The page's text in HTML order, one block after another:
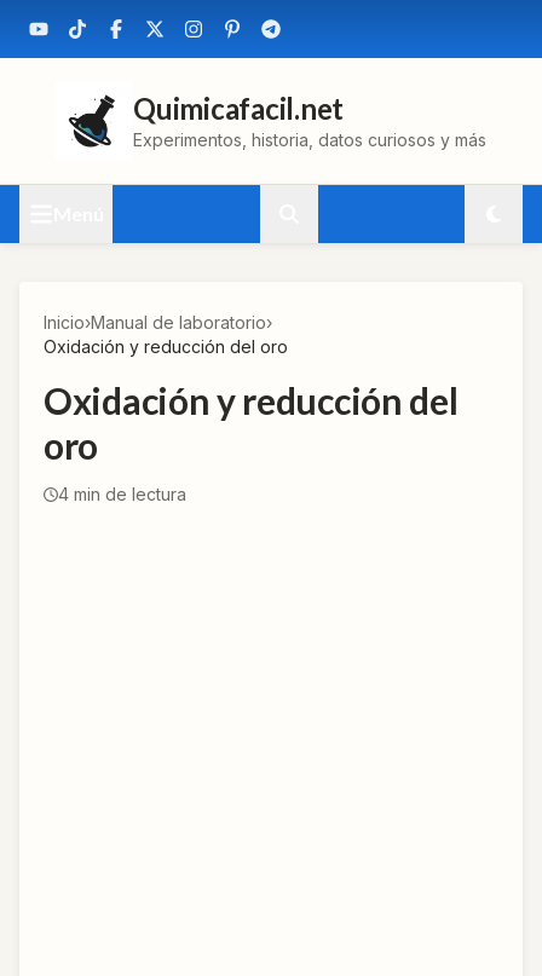
Quimicafacil.net
Experimentos, historia, datos curiosos y más
Inicio›Manual de laboratorio›
Oxidación y reducción del oro
Oxidación y reducción del
oro
4 min de lectura